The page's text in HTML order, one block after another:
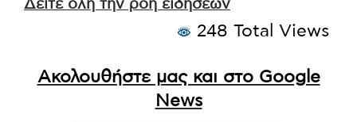
Δείτε όλη την ροή ειδήσεων
248 Total Views
Ακολουθήστε μας και στο Google
News